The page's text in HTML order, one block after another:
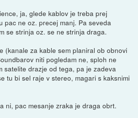
ja, glede kablov je treba prej
pac ne oz. precej manj. Pa seveda
se strinja oz. se ne strinja draga.
(kanale za kable sem planiral ob obnovi
niti pogledam ne, sploh ne
satelite drazje od tega, pa je zadeva
tu bi sel raje v stereo, magari s kaksnimi
ni, pac mesanje zraka je draga obrt.